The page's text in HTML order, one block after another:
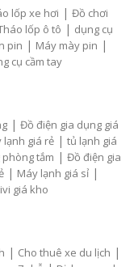
lốp xe hơi | Đồ chơi
lốp ô tô | dụng cụ
pin | Máy mày pin |
cụ cầm tay
| Đồ điện gia dụng giá
lạnh giá rẻ | tủ lạnh giá
tắm | Đồ điện gia
| Máy lạnh giá sỉ |
giá kho
| Cho thuê xe du lịch |